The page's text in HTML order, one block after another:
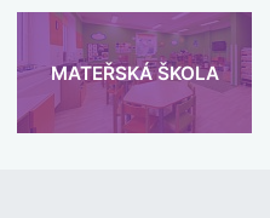
MATEŘSKÁ ŠKOLA